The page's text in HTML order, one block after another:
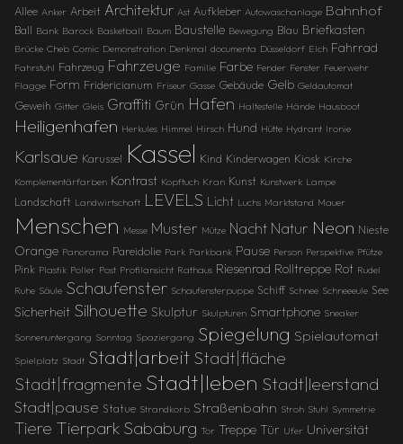
Allee Anker Arbeit Architektur Ast Aufkleber Autowaschanlage Bahnhof
Ball Bank Barock Basketball Baum Baustelle Bewegung Blau Briefkasten
Brücke Cheb Comic Demonstration Denkmal documenta Düsseldorf Elch Fahrrad
Fahrstuhl Fahrzeug Fahrzeuge Familie Farbe Fender Fenster Feuerwehr
Flagge Form Fridericianum Friseur Gasse Gebäude Gelb Geldautomat
Geweih Gitter Gleis Graffiti Grün Hafen Haltestelle Hände Hausboot
Heiligenhafen Herkules Himmel Hirsch Hund Hütte Hydrant Ironie
Karlsaue Karussel Kassel Kind Kinderwagen Kiosk Kirche
Komplementärfarben Kontrast Kopftuch Kran Kunst Kunstwerk Lampe
Landschaft Landwirtschaft LEVELS Licht Luchs Marktstand Mauer
Menschen Messe Muster Mütze Nacht Natur Neon Nieste
Orange Panorama Pareidolie Park Parkbank Pause Person Perspektive Pfütze
Pink Plastik Poller Post Profilansicht Rathaus Riesenrad Rolltreppe Rot Rudel
Ruhe Säule Schaufenster Schaufensterpuppe Schiff Schnee Schneeeule See
Sicherheit Silhouette Skulptur Skulpturen Smartphone Sneaker
Sonnenuntergang Sonntag Spaziergang Spiegelung Spielautomat
Spielplatz Stadt Stadt|arbeit Stadt|fläche
Stadt|fragmente Stadt|leben Stadt|leerstand
Stadt|pause Statue Strandkorb Straßenbahn Stroh Stuhl Symmetrie
Tiere Tierpark Sababurg Tor Treppe Tür Ufer Universität